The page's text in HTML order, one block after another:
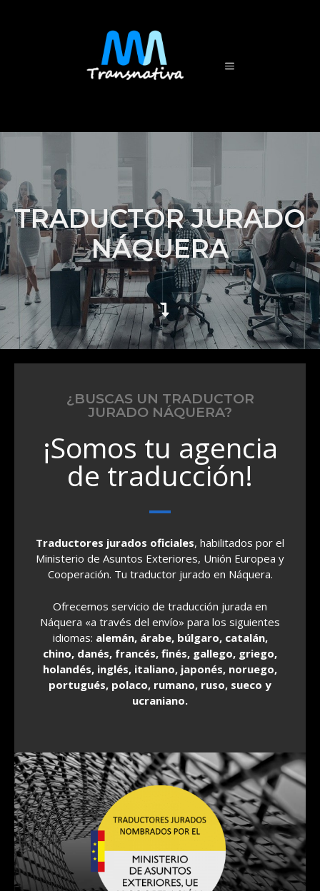
TRADUCTOR JURADO
NÁQUERA
¿BUSCAS UN TRADUCTOR
JURADO NÁQUERA?
¡Somos tu agencia
de traducción!
Traductores jurados oficiales, habilitados por el
Ministerio de Asuntos Exteriores, Unión Europea y
Cooperación. Tu traductor jurado en Náquera.
Ofrecemos servicio de traducción jurada en
Náquera «a través del envío» para los siguientes
idiomas: alemán, árabe, búlgaro, catalán,
chino, danés, francés, finés, gallego, griego,
holandés, inglés, italiano, japonés, noruego,
portugués, polaco, rumano, ruso, sueco y
ucraniano.